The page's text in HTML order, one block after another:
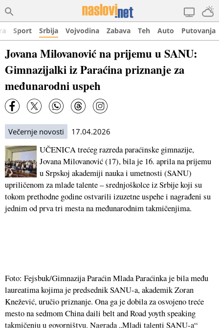
Sport Srbija Vojvodina Zabava Teh Auto Putovanja
Jovana Milovanović na prijemu u SANU:
Gimnazijalki iz Paraćina priznanje za
međunarodni uspeh
Večernje novosti 17.04.2026
UČENICA trećeg razreda paraćinske gimnazije,
Jovana Milovanović (17), bila je 16. aprila na prijemu
u Srpskoj akademiji nauka i umetnosti (SANU)
upriličenom za mlade talente – srednjoškolce iz Srbije koji su
tokom prethodne godine ostvarili izuzetne uspehe i nagrađeni su
jednim od prva tri mesta na međunarodnim takmičenjima.
Foto: Fejsbuk/Gimnazija Paraćin Mlada Paraćinka je bila među
laureatima kojima je predsednik SANU-a, akademik Zoran
Knežević, uručio priznanje. Ona ga je dobila za osvojeno treće
mesto na sedmom China daili belt and Road yoyth speaking
takmičenju u govorništvu. Nagrada „Mladi talenti SANU-a“